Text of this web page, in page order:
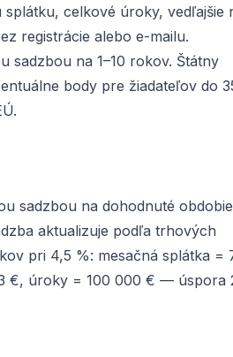
celkové úroky, vedľajšie
registrácie alebo e-mailu.
na 1–10 rokov. Štátny
body pre žiadateľov do
sadzbou na dohodnuté obdobie
aktualizuje podľa trhových
pri 4,5 %: mesačná splátka =
€, úroky = 100 000 € — úspora